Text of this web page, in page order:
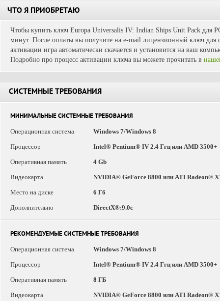
ЧТО Я ПРИОБРЕТАЮ
Чтобы купить ключ Europa Universalis IV: Indian Ships Unit Pack для
минут. После оплаты вы получите на e-mail лицензионный ключ для
активации игра автоматически скачается и установится на ваш
Подробно про процесс активации ключа вы можете прочитать в
СИСТЕМНЫЕ ТРЕБОВАНИЯ
МИНИМАЛЬНЫЕ СИСТЕМНЫЕ ТРЕБОВАНИЯ
Операционная система
Windows 7/Windows 8
Процессор Intel® Pentium® IV 2.4 Ггц или AMD 3500+
Оперативная память 4 Gb
Видеокарта NVIDIA® GeForce 8800 или ATI Radeon®
Место на диске 6 Гб
Дополнительно DirectX®:9.0c
РЕКОМЕНДУЕМЫЕ СИСТЕМНЫЕ ТРЕБОВАНИЯ
Операционная система
Windows 7/Windows 8
Процессор Intel® Pentium® IV 2.4 Ггц или AMD 3500+
Оперативная память 8 ГБ
Видеокарта NVIDIA® GeForce 8800 или ATI Radeon®